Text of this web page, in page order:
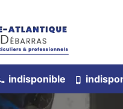
indisponible